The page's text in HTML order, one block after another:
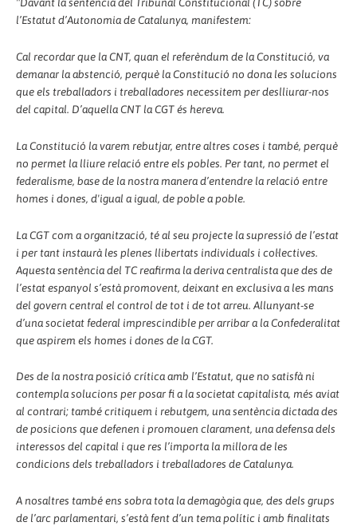
l’Estatut d’Autonomia de Catalunya, manifestem:
Cal recordar que la CNT, quan el referèndum de la Constitució, va
demanar la abstenció, perquè la Constitució no dona les solucions
que els treballadors i treballadores necessitem per deslliurar-nos
del capital. D’aquella CNT la CGT és hereva.
La Constitució la varem rebutjar, entre altres coses i també, perquè
no permet la lliure relació entre els pobles. Per tant, no permet el
federalisme, base de la nostra manera d’entendre la relació entre
homes i dones, d'igual a igual, de poble a poble.
La CGT com a organització, té al seu projecte la supressió de l’estat
i per tant instaurà les plenes llibertats individuals i col·lectives.
Aquesta sentència del TC reafirma la deriva centralista que des de
l’estat espanyol s’està promovent, deixant en exclusiva a les mans
del govern central el control de tot i de tot arreu. Allunyant-se
d’una societat federal imprescindible per arribar a la Confederalitat
que aspirem els homes i dones de la CGT.
Des de la nostra posició crítica amb l’Estatut, que no satisfà ni
contempla solucions per posar fi a la societat capitalista, més aviat
al contrari; també critiquem i rebutgem, una sentència dictada des
de posicions que defenen i promouen clarament, una defensa dels
interessos del capital i que res l’importa la millora de les
condicions dels treballadors i treballadores de Catalunya.
A nosaltres també ens sobra tota la demagògia que, des dels grups
de l’arc parlamentari, s’està fent d’un tema polític i amb finalitats